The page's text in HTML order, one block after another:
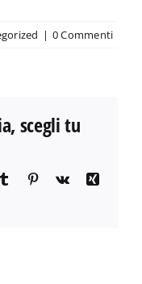
| 0 Commenti
scegli tu
Tumblr Pinterest
Vk
Xing